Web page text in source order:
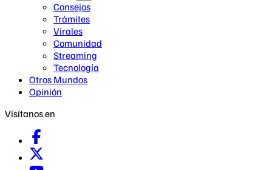
Consejos
Trámites
Virales
Comunidad
Streaming
Tecnología
Otros Mundos
Opinión
Visítanos en